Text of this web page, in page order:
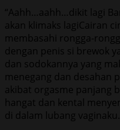
“Aahh…aahh…dikit lagi
akan klimaks lagiCairan
membasahi rongga-
dengan penis si brewok
dan sodokannya yang
menegang dan desahan
akibat orgasme panjang
hangat dan kental
di dalam lubang vaginaku.